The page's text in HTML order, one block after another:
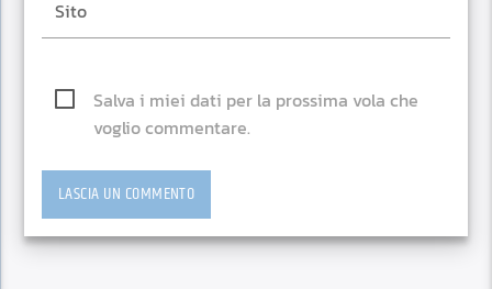
Salva i miei dati per la prossima vola che
voglio commentare.